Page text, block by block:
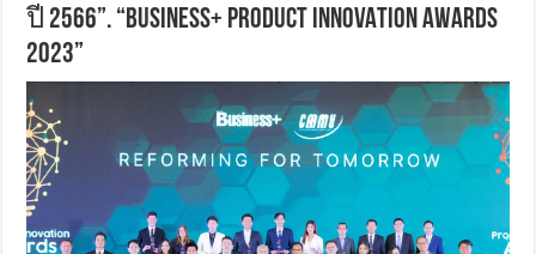
ปี 2566”. “BUSINESS+ PRODUCT INNOVATION AWARDS
2023”